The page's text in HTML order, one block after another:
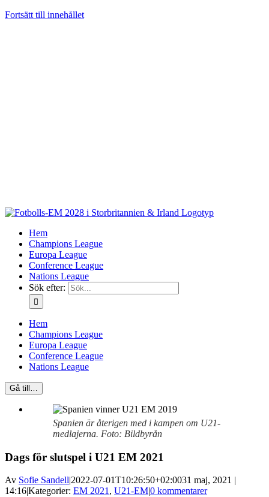
Fortsätt till innehållet
Hem
Champions League
Europa League
Conference League
Nations League
Sök efter:
Hem
Champions League
Europa League
Conference League
Nations League
Gå till…
Spanien är återigen med i kampen om U21-
medlajerna. Foto: Bildbyrån
Dags för slutspel i U21 EM 2021
Av Sofie Sandell|2022-07-01T10:26:50+02:0031 maj, 2021 |
14:16|Kategorier: EM 2021, U21-EM|0 kommentarer